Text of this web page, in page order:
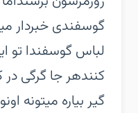
گوسفندی خبردار
لباس گوسفندا تو
کنند‏هر جا گرگی
گیر بیاره میتونه